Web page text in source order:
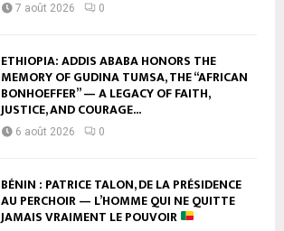
7 août 2026 0
ETHIOPIA: ADDIS ABABA HONORS THE
MEMORY OF GUDINA TUMSA, THE “AFRICAN
BONHOEFFER” — A LEGACY OF FAITH,
JUSTICE, AND COURAGE...
6 août 2026 0
BÉNIN : PATRICE TALON, DE LA PRÉSIDENCE
AU PERCHOIR — L’HOMME QUI NE QUITTE
JAMAIS VRAIMENT LE POUVOIR